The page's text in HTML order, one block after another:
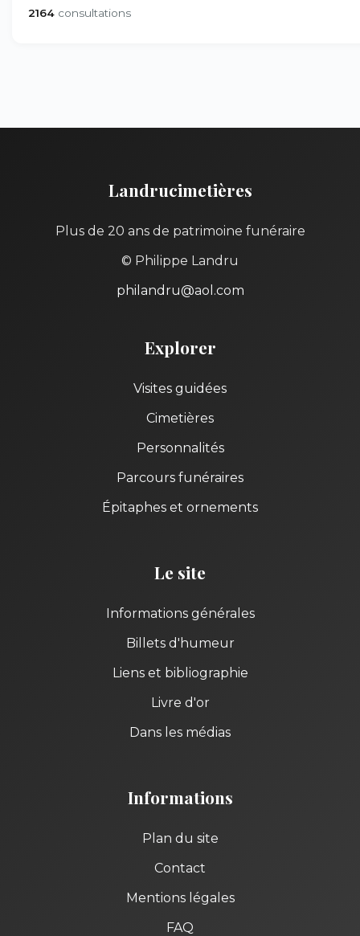
2164 consultations
Landrucimetières
Plus de 20 ans de patrimoine funéraire
© Philippe Landru
philandru@aol.com
Explorer
Visites guidées
Cimetières
Personnalités
Parcours funéraires
Épitaphes et ornements
Le site
Informations générales
Billets d'humeur
Liens et bibliographie
Livre d'or
Dans les médias
Informations
Plan du site
Contact
Mentions légales
FAQ